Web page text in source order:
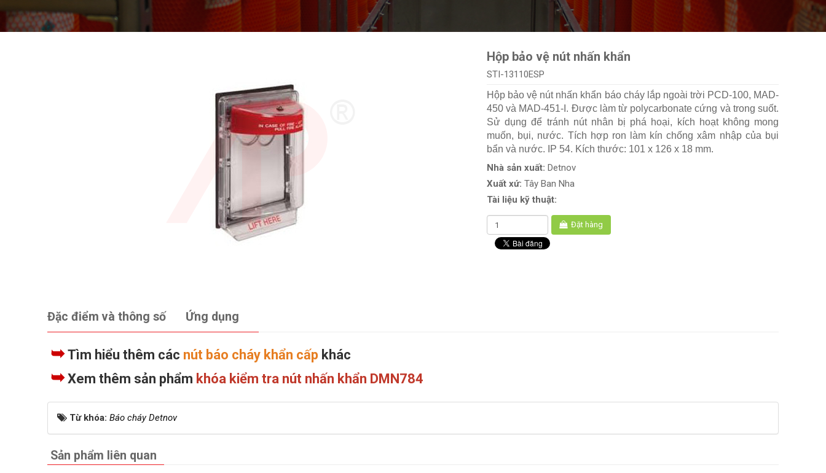
Hộp bảo vệ nút nhấn khẩn
STI-13110ESP
Hộp bảo vệ nút nhấn khẩn báo cháy lắp ngoài trời PCD-100, MAD-
450 và MAD-451-I. Được làm từ polycarbonate cứng và trong suốt.
Sử dụng để tránh nút nhân bị phá hoại, kích hoạt không mong
muốn, bụi, nước. Tích hợp ron làm kín chống xâm nhập của bụi
bẩn và nước. IP 54. Kích thước: 101 x 126 x 18 mm.
Nhà sản xuất: Detnov
Xuất xứ: Tây Ban Nha
Tài liệu kỹ thuật:
Đặt hàng
Đặc điểm và thông số Ứng dụng
➥Tìm hiểu thêm các nút báo cháy khẩn cấp khác
➥Xem thêm sản phẩm khóa kiểm tra nút nhấn khẩn DMN784
Từ khóa: Báo cháy Detnov
Sản phẩm liên quan